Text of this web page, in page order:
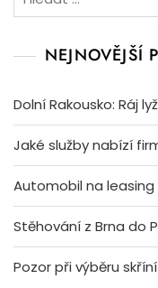
NEJNOVĚJŠÍ
Dolní Rakousko: Ráj
Jaké služby nabízí
Automobil na leasing
Stěhování z Brna do
Pozor při výběru skříní